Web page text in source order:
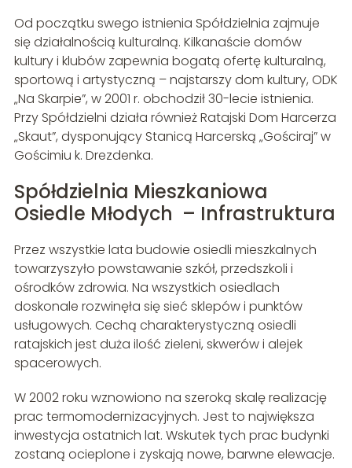
Od początku swego istnienia Spółdzielnia zajmuje
się działalnością kulturalną. Kilkanaście domów
kultury i klubów zapewnia bogatą ofertę kulturalną,
sportową i artystyczną – najstarszy dom kultury, ODK
„Na Skarpie”, w 2001 r. obchodził 30-lecie istnienia.
Przy Spółdzielni działa również Ratajski Dom Harcerza
„Skaut”, dysponujący Stanicą Harcerską „Gościraj” w
Gościmiu k. Drezdenka.
Spółdzielnia Mieszkaniowa
Osiedle Młodych – Infrastruktura
Przez wszystkie lata budowie osiedli mieszkalnych
towarzyszyło powstawanie szkół, przedszkoli i
ośrodków zdrowia. Na wszystkich osiedlach
doskonale rozwinęła się sieć sklepów i punktów
usługowych. Cechą charakterystyczną osiedli
ratajskich jest duża ilość zieleni, skwerów i alejek
spacerowych.
W 2002 roku wznowiono na szeroką skalę realizację
prac termomodernizacyjnych. Jest to największa
inwestycja ostatnich lat. Wskutek tych prac budynki
zostaną ocieplone i zyskają nowe, barwne elewacje.